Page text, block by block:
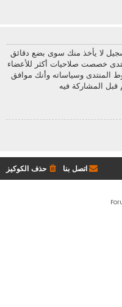
لا يأخذ منك سوى بضع دقائق
خصصت صلاحيات أكثر للأعضاء
المنتدى وسياساته وأنك موافق
المشاركة فيه
حذف الكوكيز اتصل بنا